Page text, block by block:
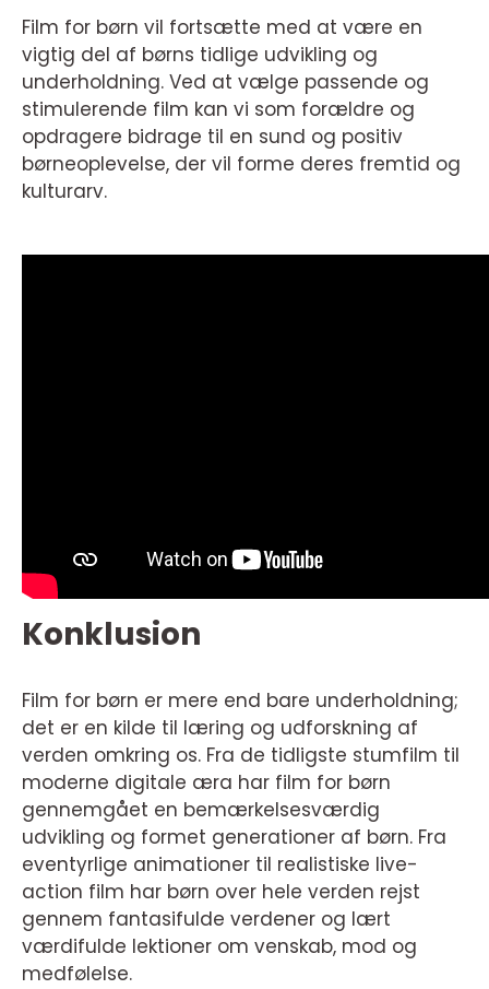
Film for børn vil fortsætte med at være en
vigtig del af børns tidlige udvikling og
underholdning. Ved at vælge passende og
stimulerende film kan vi som forældre og
opdragere bidrage til en sund og positiv
børneoplevelse, der vil forme deres fremtid og
kulturarv.
Konklusion
Film for børn er mere end bare underholdning;
det er en kilde til læring og udforskning af
verden omkring os. Fra de tidligste stumfilm til
moderne digitale æra har film for børn
gennemgået en bemærkelsesværdig
udvikling og formet generationer af børn. Fra
eventyrlige animationer til realistiske live-
action film har børn over hele verden rejst
gennem fantasifulde verdener og lært
værdifulde lektioner om venskab, mod og
medfølelse.